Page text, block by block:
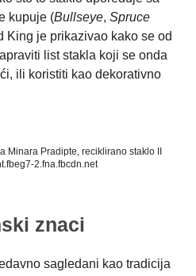
kupuje (Bullseye,Spruce
King je prikazivao kako se od
list stakla koji se onda
ili koristiti kao dekorativno
Minara Pradipte, reciklirano staklo II
2.fna.fbcdn.net
znaci
sagledani kao tradicija